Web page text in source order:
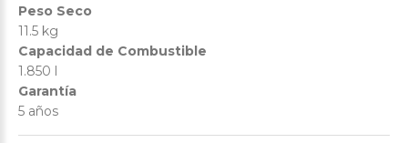
Peso Seco
11.5 kg
Capacidad de Combustible
1.850 l
Garantía
5 años